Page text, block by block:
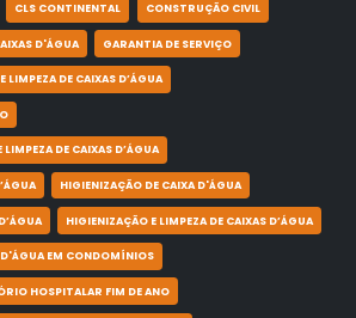
CLS CONTINENTAL CONSTRUÇÃO CIVIL
D'ÁGUA GARANTIA DE SERVIÇO
LIMPEZA DE CAIXAS D’ÁGUA
DE CAIXAS D’ÁGUA
HIGIENIZAÇÃO DE CAIXA D'ÁGUA
HIGIENIZAÇÃO E LIMPEZA DE CAIXAS D’ÁGUA
EM CONDOMÍNIOS
HOSPITALAR FIM DE ANO